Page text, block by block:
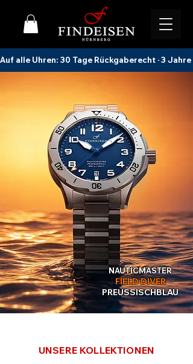
Auf alle Uhren: 30 Tage Rückgaberecht · 3
NAUTICMASTER
FIELD DIVER
PREUSSISCHBLAU
UNSERE KOLLEKTIONEN